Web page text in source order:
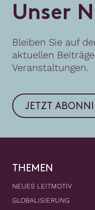
Unser N
Bleiben Sie auf
aktuellen
Veranstaltungen.
JETZT
THEMEN
NEUES LEITMOTIV
GLOBALISIERUNG